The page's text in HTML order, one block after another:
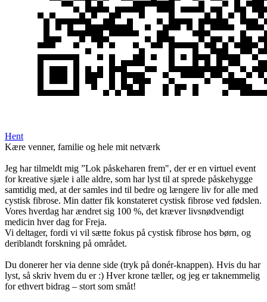
Hent
Kære venner, familie og hele mit netværk
Jeg har tilmeldt mig ”Lok påskeharen frem", der er en virtuel event
for kreative sjæle i alle aldre, som har lyst til at sprede påskehygge
samtidig med, at der samles ind til bedre og længere liv for alle med
cystisk fibrose. Min datter fik konstateret cystisk fibrose ved fødslen.
Vores hverdag har ændret sig 100 %, det kræver livsnødvendigt
medicin hver dag for Freja.
Vi deltager, fordi vi vil sætte fokus på cystisk fibrose hos børn, og
deriblandt forskning på området.
Du donerer her via denne side (tryk på donér-knappen). Hvis du har
lyst, så skriv hvem du er :) Hver krone tæller, og jeg er taknemmelig
for ethvert bidrag – stort som småt!